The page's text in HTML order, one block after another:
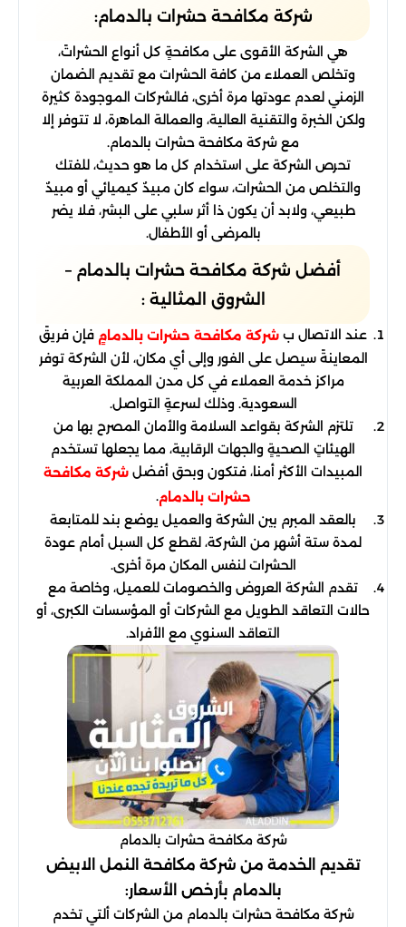
شركة مكافحة حشرات بالدمام:
هي الشركة الأقوى على مكافحةٍ كل أنواع الحشراتً،
وتخلص العملاء من كافة الحشرات مع تقديم الضمان
الزمني لعدم عودتها مرة أخرى، فالشركات الموجودة كثيرة
ولكن الخبرة والتقنية العالية، والعمالة الماهرة، لا تتوفر إلا
مع شركة مكافحة حشرات بالدمام.
تحرص الشركة على استخدام كل ما هو حديث، للفتك
والتخلص من الحشرات، سواء كان مبيدٌ كيميائي أو مبيدٌ
طبيعي، ولابد أن يكون ذا أثر سلبي على البشر، فلا يضر
بالمرضى أو الأطفال.
أفضل شركة مكافحة حشرات بالدمام –
الشروق المثالية :
عند الاتصال ب شركة مكافحة حشرات بالدمامٍ فإن فريقً
المعاينةً سيصل على الفور وإلى أي مكان، لأن الشركة توفر
مراكز خدمة العملاء في كل مدن المملكة العربية
السعودية. وذلك لسرعةٍ التواصل.
تلتزم الشركة بقواعد السلامة والأمان المصرح بها من
الهيئاتٍ الصحيةٍ والجهات الرقابية، مما يجعلها تستخدم
المبيدات الأكثر أمنا، فتكون وبحق أفضل شركة مكافحة
حشرات بالدمام.
بالعقد المبرم بين الشركة والعميل يوضع بند للمتابعة
لمدة ستة أشهر من الشركة، لقطع كل السبل أمام عودة
الحشرات لنفس المكان مرة أخرى.
تقدم الشركة العروض والخصومات للعميل، وخاصة مع
حالات التعاقد الطويل مع الشركات أو المؤسسات الكبرى، أو
التعاقد السنوي مع الأفراد.
شركة مكافحة حشرات بالدمام
تقديم الخدمة من شركة مكافحة النمل الابيض
بالدمام بأرخص الأسعار:
شركة مكافحة حشرات بالدمام من الشركات ألتي تخدم